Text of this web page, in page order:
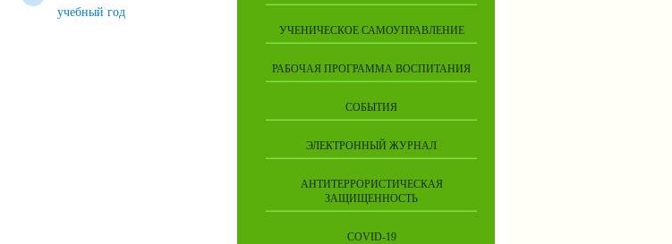
учебный год
УЧЕНИЧЕСКОЕ САМОУПРАВЛЕНИЕ
РАБОЧАЯ ПРОГРАММА ВОСПИТАНИЯ
СОБЫТИЯ
ЭЛЕКТРОННЫЙ ЖУРНАЛ
АНТИТЕРРОРИСТИЧЕСКАЯ
ЗАЩИЩЕННОСТЬ
COVID-19